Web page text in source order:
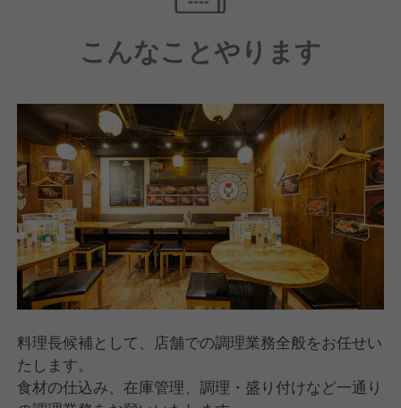
こんなことやります
料理長候補として、店舗での調理業務全般をお任せい
たします。
食材の仕込み、在庫管理、調理・盛り付けなど一通り